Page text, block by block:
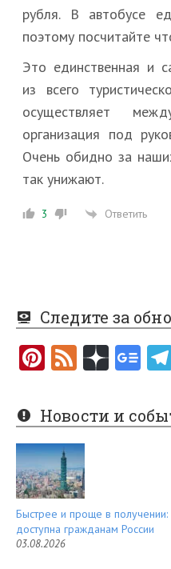
рубля. В автобусе
поэтому посчитайте
Это единственная и
из всего
осуществляет
организация под
Очень обидно за
так унижают.
3 Ответить
Следите за
Pi
er
es
t
F
e
d
Новости и
Быстрее и проще в получении:
доступна гражданам России
03.08.2026